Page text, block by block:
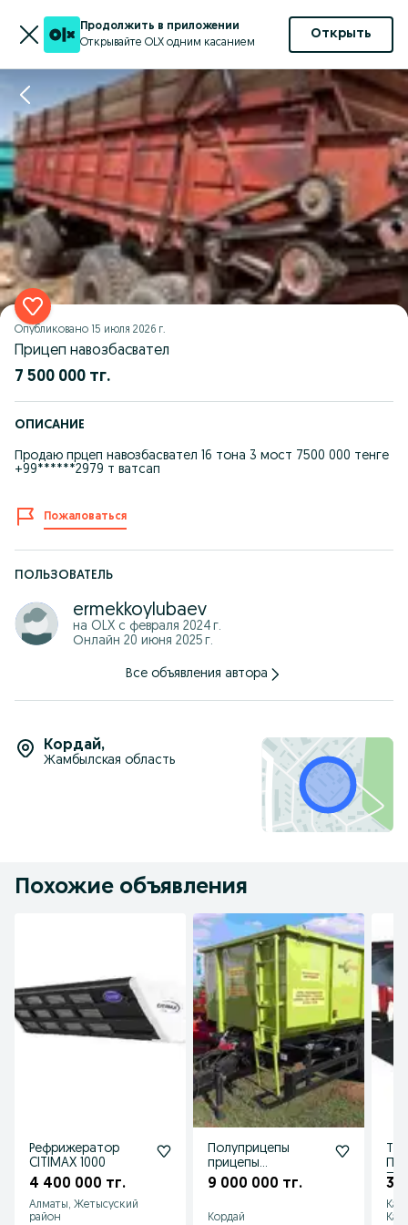
Продолжить в приложении
Открывайте OLX одним касанием
Открыть
Опубликовано 15 июля 2026 г.
Прицеп навозбасвател
7 500 000 тг.
ОПИСАНИЕ
Продаю прцеп навозбасвател 16 тона 3 мост 7500 000 тенге
+99******2979 т ватсап
Пожаловаться
ПОЛЬЗОВАТЕЛЬ
ermekkoylubaev
на OLX с февраля 2024 г.
Онлайн 20 июня 2025 г.
Все объявления автора
Кордай,
Жамбылская область
Похожие объявления
Рефрижератор
CITIMAX 1000
4 400 000 тг.
Алматы, Жетысуский
район
Полуприцепы
прицепы
тракторные
9 000 000 тг.
Кордай
3